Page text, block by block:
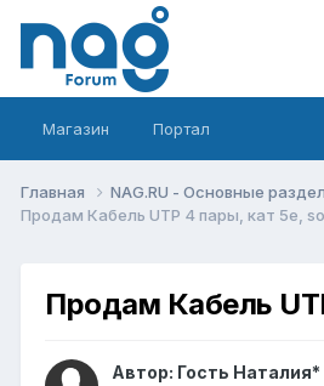
Магазин Портал
Главная NAG.RU - Основные
Продам Кабель UTP 4 пары, кат 5е,
Продам Кабель
Автор: Гость Наталия*